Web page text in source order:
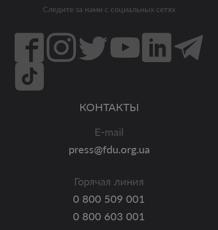
Следите за нами с социальных сетях
КОНТАКТЫ
E-mail
press@fdu.org.ua
Горячая линия
0 800 509 001
0 800 603 001